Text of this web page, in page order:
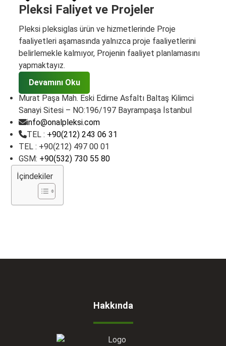
Pleksi Faliyet ve Projeler
Pleksi pleksiglas ürün ve hizmetlerinde Proje
faaliyetleri aşamasında yalnızca proje faaliyetlerini
belirlemekle kalmıyor, Projenin faaliyet planlamasını
yapmaktayız.
Devamını Oku
Murat Paşa Mah. Eski Edirne Asfaltı Baltaş Kilimci
Sanayi Sitesi – NO:196/197 Bayrampaşa İstanbul
info@onalpleksi.com
TEL : +90(212) 243 06 31
TEL : +90(212) 497 00 01
GSM: +90(532) 730 55 80
İçindekiler
Hakkında